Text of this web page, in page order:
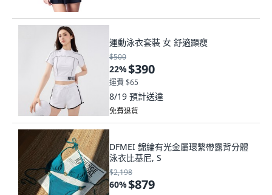
運動泳衣套裝 女 舒適顯瘦
$500
22%$390
運費 $65
8/19 預計送達
免費退貨
DFMEI 錦綸有光金屬環繫帶露背分體
泳衣比基尼, S
$2,198
60%$879